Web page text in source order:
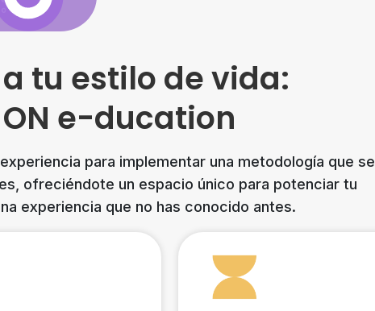
tu estilo de vida:
e-ducation
para implementar una metodología que se
ofreciéndote un espacio único para potenciar tu
experiencia que no has conocido antes.